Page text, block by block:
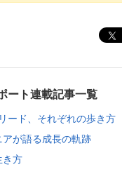
ート連載記事一覧
ード、それぞれの歩き方
が語る成長の軌跡
き方